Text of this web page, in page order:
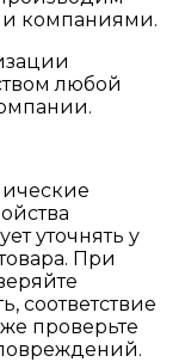
компаниями.
любой
уточнять у
При
соответствие
проверьте